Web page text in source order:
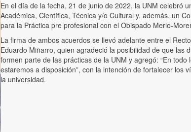
En el día de la fecha, 21 de junio de 2022, la UNM celebró
Académica, Científica, Técnica y/o Cultural y, además, un
para la Práctica pre profesional con el Obispado Merlo-
La firma de ambos acuerdos se llevó adelante entre el
Eduardo Miñarro, quien agradeció la posibilidad de que las
formen parte de las prácticas de la UNM y agregó: “En
estaremos a disposición”, con la intención de fortalecer los
la universidad.